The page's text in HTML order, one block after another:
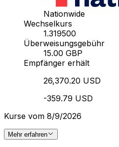
Nationwide
Wechselkurs
1.319500
Überweisungsgebühr
15.00 GBP
Empfänger erhält
26,370.20 USD
-359.79 USD
Kurse vom 8/9/2026
Mehr erfahren